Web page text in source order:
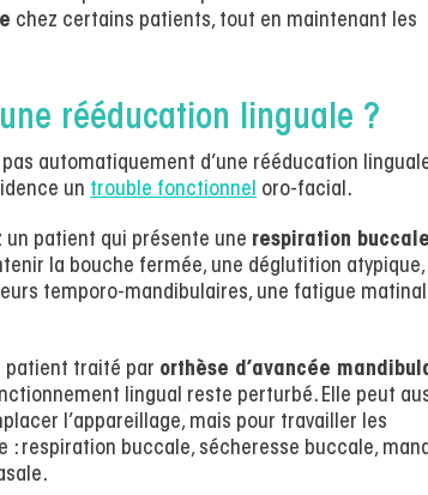
chez certains patients, tout en maintenant les
rééducation linguale ?
automatiquement d’une rééducation
un trouble fonctionnel oro-facial.
patient qui présente une respiration buccale
la bouche fermée, une déglutition atypique,
temporo-mandibulaires, une fatigue
patient traité par orthèse d’avancée
lingual reste perturbé. Elle peut
l’appareillage, mais pour travailler les
respiration buccale, sécheresse buccale,